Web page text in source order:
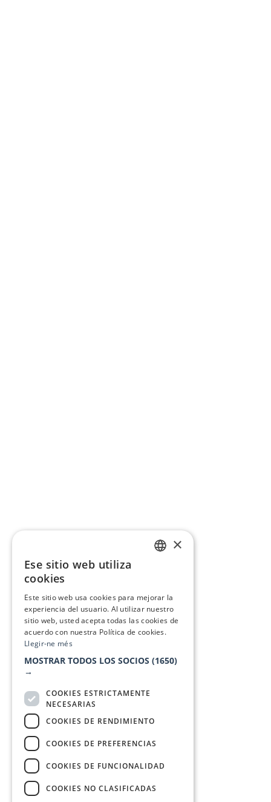
×
Ese sitio web utiliza
cookies
Este sitio web usa cookies para mejorar la
experiencia del usuario. Al utilizar nuestro
sitio web, usted acepta todas las cookies de
acuerdo con nuestra Política de cookies.
Llegir-ne més
MOSTRAR TODOS LOS SOCIOS (1650)
→
COOKIES ESTRICTAMENTE
NECESARIAS
COOKIES DE RENDIMIENTO
COOKIES DE PREFERENCIAS
COOKIES DE FUNCIONALIDAD
COOKIES NO CLASIFICADAS